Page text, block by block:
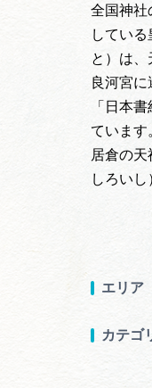
全国神社
してい
と）は
良河宮に
「日本
ています
居倉の
しろい
エリア
カテゴ